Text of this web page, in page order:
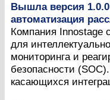
Вышла версия
автоматизация
Компания Innostage
для
мониторинга и
безопасности
касающихся